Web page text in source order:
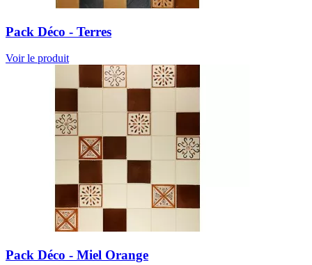
Pack Déco - Terres
Voir le produit
Pack Déco - Miel Orange